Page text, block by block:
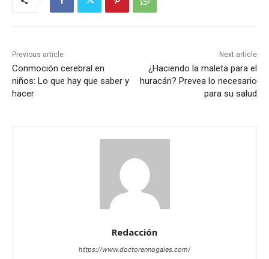
Previous article
Conmoción cerebral en
niños: Lo que hay que saber y
hacer
Next article
¿Haciendo la maleta para el
huracán? Prevea lo necesario
para su salud
Redacción
https://www.doctorennogales.com/